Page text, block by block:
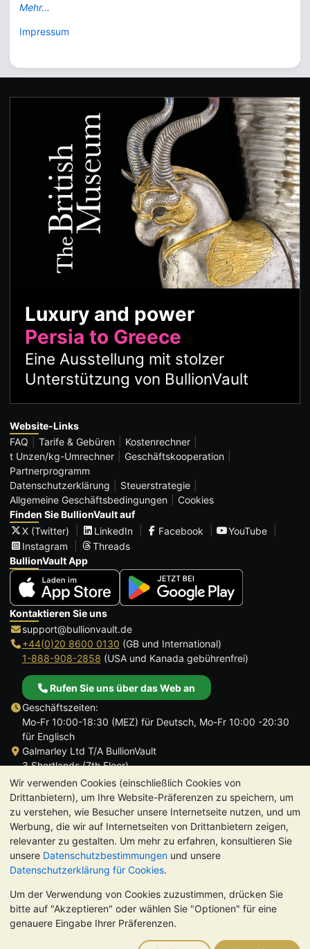
Wir verwenden Cookies (einschließlich Cookies von
Drittanbietern), um Ihre Website-Präferenzen zu speichern, um
zu verstehen, wie Besucher unsere Internetseite nutzen, und um
Werbung, die wir auf Internetseiten von Drittanbietern zeigen,
relevanter zu gestalten. Um mehr zu erfahren, konsultieren Sie
unsere Datenschutzbestimmungen und unsere
Datenschutzerklärung für Cookies.
Um der Verwendung von Cookies zuzustimmen, drücken Sie
bitte auf "Akzeptieren" oder wählen Sie "Optionen" für eine
genauere Eingabe Ihrer Präferenzen.
Mehr...
Impressum
Luxury and power
Persia to Greece
Eine Ausstellung mit stolzer
Unterstützung von BullionVault
Website-Links
FAQ
Tarife & Gebüren
Kostenrechner
t Unzen/kg-Umrechner
Geschäftskooperation
Partnerprogramm
Datenschutzerklärung
Steuerstrategie
Allgemeine Geschäftsbedingungen
Cookies
Finden Sie BullionVault auf
X (Twitter)
LinkedIn Facebook
YouTube
Instagram
Threads
BullionVault App
Kontaktieren Sie uns
support@bullionvault.de
+44(0)20 8600 0130 (GB und International)
1-888-908-2858 (USA und Kanada gebührenfrei)
Rufen Sie uns über das Web an
Geschäftszeiten:
Mo-Fr 10:00-18:30 (MEZ) für Deutsch, Mo-Fr 10:00 -20:30
für Englisch
Galmarley Ltd T/A BullionVault
3 Shortlands (7th Floor)
Hammersmith
London
W6 8DA
Großbritannien
TrustScore 4.8 | 725 Bewertungen
BITTE BEACHTEN SIE: Der Wert von Edelmetallen kann sowohl
steigen als auch fallen. Historische Trends sind keine Garantie
für zukünftige Preisentwicklungen. Nichts auf den Webseiten